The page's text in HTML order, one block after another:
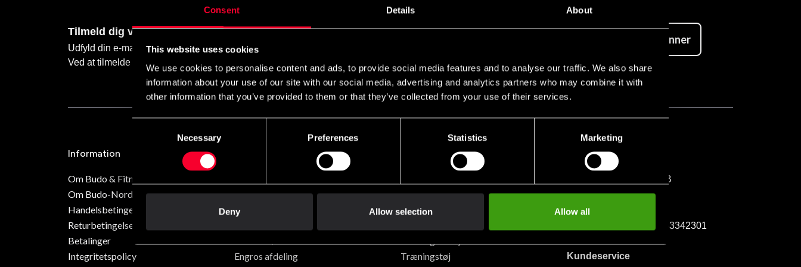
Consent Details About
This website uses cookies
We use cookies to personalise content and ads, to provide social media features and to analyse our traffic. We also share
information about your use of our site with our social media, advertising and analytics partners who may combine it with
other information that you’ve provided to them or that they’ve collected from your use of their services.
Necessary Preferences Statistics Marketing
Deny Allow selection Allow all
Tilmeld dig vores nyhedsbrev
Udfyld din e-mailadresse, så modtager du nyheder og tilbud direkte i din postkasse.
Ved at tilmelde dig vores nyhedsbrev accepterer du vores
privatlivspolitik
Abonner
Information
Om Budo & Fitness
Om Budo-Nord
Handelsbetingelser
Returbetingelser
Betalinger
Integritetspolicy
Butikker / afdelinger
Stockholm Västberga
Göteborg
Engros afdeling
Produkter / kategorier
Kampsport/stil
Kampsportsklubber
Træningstøj
Kontakt os
Budo & Fitness Sport AB
Staffanstorpsvägen 115
232 61 Arlöv Sverige
MVA-nummer: SE556053342301
Kundeservice